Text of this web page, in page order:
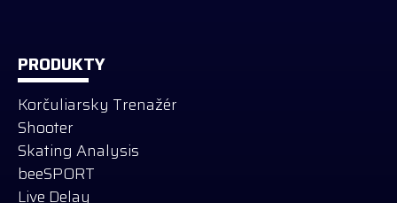
PRODUKTY
Korčuliarsky Trenažér
Shooter
Skating Analysis
beeSPORT
Live Delay